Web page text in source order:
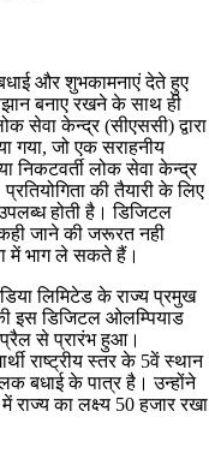
और शुभकामनाएं देते हुए
बनाए रखने के साथ ही
सेवा केन्द्र (सीएससी) द्वारा
गया, जो एक सराहनीय
निकटवर्ती लोक सेवा केन्द्र
की तैयारी के लिए
होती है। डिजिटल
कही जाने की जरूरत नही
में भाग ले सकते हैं।
लिमिटेड के राज्य प्रमुख
इस डिजिटल ओलम्पियाड
से प्रारंभ हुआ।
राष्ट्रीय स्तर के 5वें स्थान
बधाई के पात्र है। उन्होंने
राज्य का लक्ष्य 50 हजार रखा